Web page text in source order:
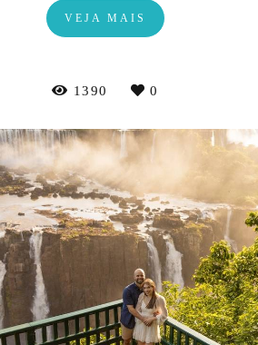
VEJA MAIS
1390 0